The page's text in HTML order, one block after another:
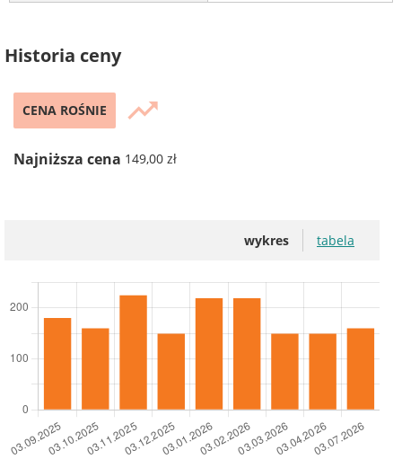
Historia ceny
CENA ROŚNIE trending_up
Najniższa cena 149,00 zł
wykres tabela